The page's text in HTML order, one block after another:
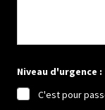
lNiveau d'urgence :
C'est pour